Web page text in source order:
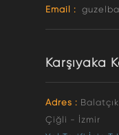
Email :
Karşıyaka
Adres :
Çiğli - İzmir